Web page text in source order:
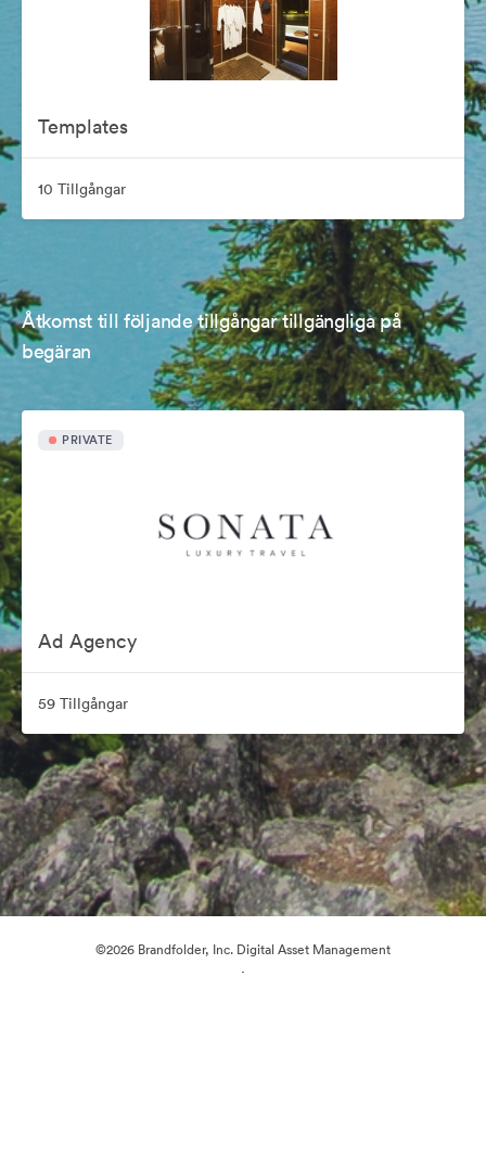
Templates
10 Tillgångar
Åtkomst till följande tillgångar tillgängliga på
begäran
PRIVATE
Ad Agency
59 Tillgångar
©2026 Brandfolder, Inc. Digital Asset Management
·